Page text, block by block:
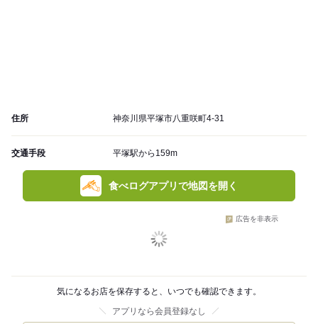
住所 神奈川県平塚市八重咲町4-31
交通手段 平塚駅から159m
食べログアプリで地図を開く
広告を非表示
気になるお店を保存すると、いつでも確認できます。
アプリなら会員登録なし